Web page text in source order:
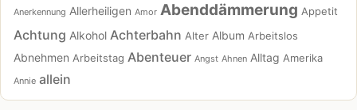
Anerkennung Allerheiligen Amor Abenddämmerung Appetit
Achtung Alkohol Achterbahn Alter Album Arbeitslos
Abnehmen Arbeitstag Abenteuer Angst Ahnen Alltag Amerika
Annie allein